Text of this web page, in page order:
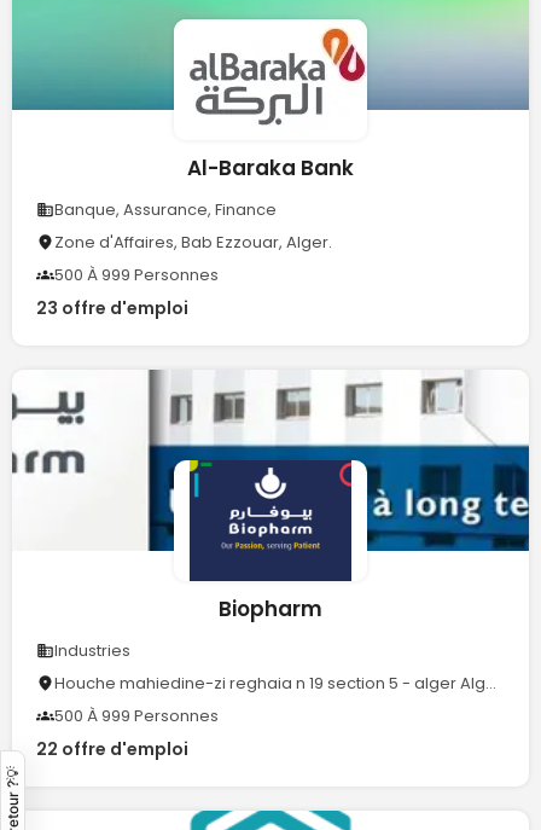
Al-Baraka Bank
Banque, Assurance, Finance
Zone d'Affaires, Bab Ezzouar, Alger.
500 À 999 Personnes
23 offre d'emploi
Biopharm
Industries
Houche mahiedine-zi reghaia n 19 section 5 - alger Algerie
500 À 999 Personnes
22 offre d'emploi
Un retour ?💡